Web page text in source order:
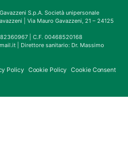
S.p.A. Società unipersonale
| Via Mauro Gavazzeni, 21 – 24125
| C.F. 00468520168
| Direttore sanitario: Dr. Massimo
Policy Cookie Policy Cookie Consent